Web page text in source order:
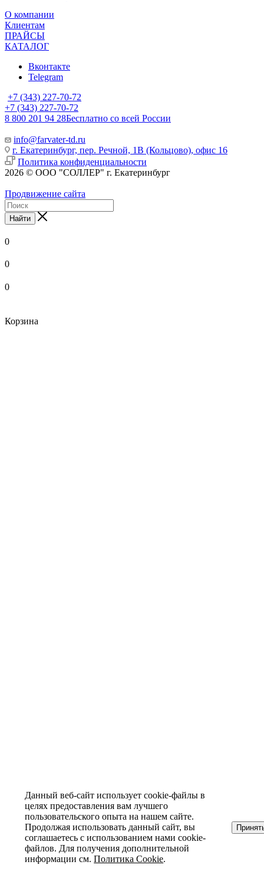
О компании
Клиентам
ПРАЙСЫ
КАТАЛОГ
Вконтакте
Telegram
+7 (343) 227-70-72
+7 (343) 227-70-72
8 800 201 94 28Бесплатно со всей России
info@farvater-td.ru
г. Екатеринбург, пер. Речной, 1В (Кольцово), офис 16
Политика конфиденциальности
2026 © ООО "СОЛЛЕР" г. Екатеринбург
Продвижение сайта
Найти
0
0
0
Корзина
Данный веб-сайт использует cookie-файлы в
целях предоставления вам лучшего
пользовательского опыта на нашем сайте.
Продолжая использовать данный сайт, вы
соглашаетесь с использованием нами cookie-
файлов. Для получения дополнительной
информации см.Политика Cookie.